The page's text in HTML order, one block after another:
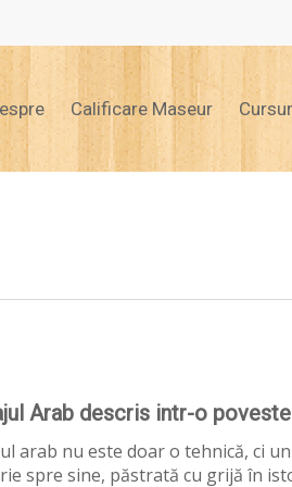
Calificare Maseur
Arab descris intr-o
arab nu este doar o tehnică, ci
spre sine, păstrată cu grijă în